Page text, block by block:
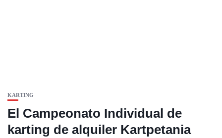
KARTING
El Campeonato Individual de
karting de alquiler Kartpetania